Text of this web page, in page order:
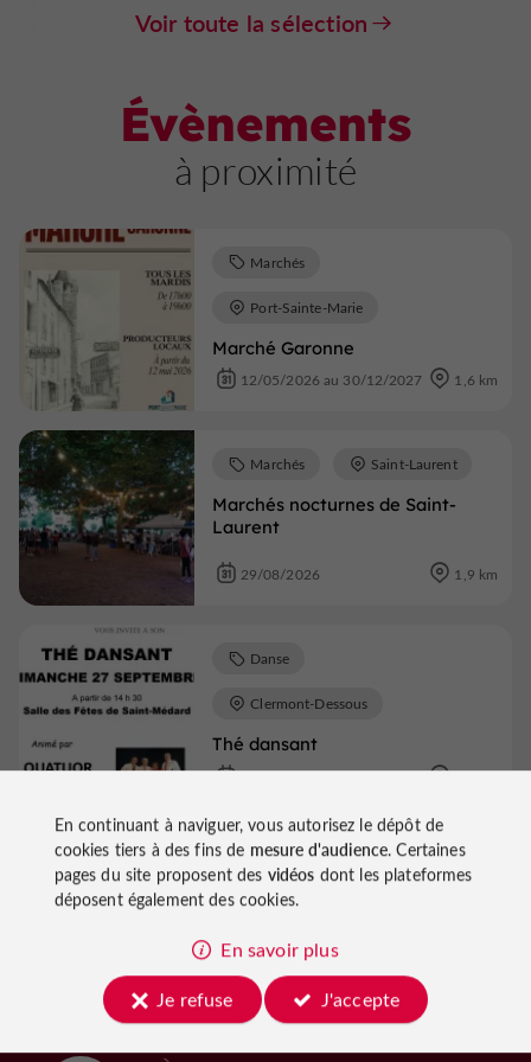
Voir toute la sélection
Évènements
à proximité
Marché Garonne
Marchés
Port-Sainte-Marie
12/05/2026 au 30/12/2027 1,6 km
Marchés nocturnes de Saint-
Laurent
Marchés Saint-Laurent
29/08/2026 1,9 km
Thé dansant
Danse
Clermont-Dessous
27/09/2026 2,0 km
Voir tous les événements
En continuant à naviguer, vous autorisez le dépôt de
cookies tiers à des fins de mesure d'audience. Certaines
pages du site proposent des vidéos dont les plateformes
déposent également des cookies.
En savoir plus
Je refuse
J'accepte